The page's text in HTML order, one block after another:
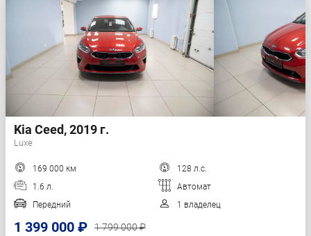
Kia Ceed, 2019 г.
Luxe
169 000 км
128 л.с.
1.6 л.
Автомат
Передний
1 владелец
1 399 000 ₽
1 799 000 ₽